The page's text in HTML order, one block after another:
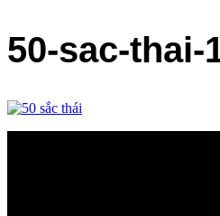
50-sac-thai-